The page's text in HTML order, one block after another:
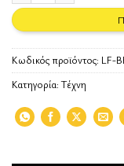
Κωδικός προϊόντος: LF-
Κατηγορία:Τέχνη